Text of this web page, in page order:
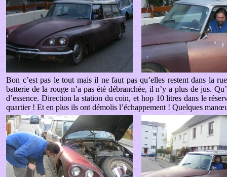
Bon c’est pas le tout mais il ne faut pas qu’elles restent dans la
batterie de la rouge n’a pas été débranchée, il n’y a plus de jus.
d’essence. Direction la station du coin, et hop 10 litres dans le
quartier ! Et en plus ils ont démolis l’échappement ! Quelques